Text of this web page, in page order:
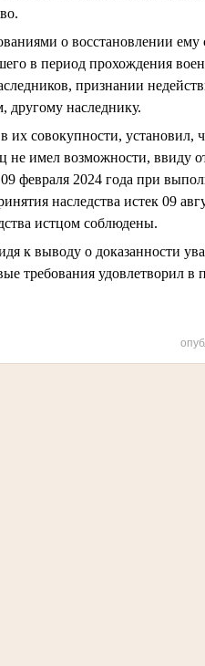
о восстановлении ему
в период прохождения
признании
другому наследнику.
их совокупности, установил,
не имел возможности, ввиду
февраля 2024 года при
наследства истек 09
истцом соблюдены.
к выводу о доказанности
требования удовлетворил в